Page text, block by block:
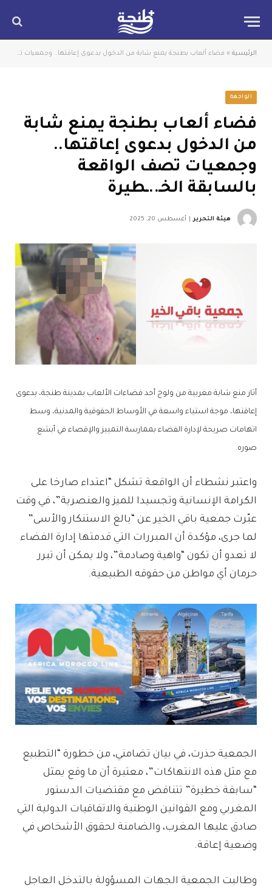
الرئيسية » فضاء ألعاب بطنجة يمنع شابة من الدخول بدعوى إعاقتها.. وجمعيات تصف الواقعة بالسابقة الخـ..ـطيرة
الواجهة
فضاء ألعاب بطنجة يمنع شابة
من الدخول بدعوى إعاقتها..
وجمعيات تصف الواقعة
بالسابقة الخـ..ـطيرة
هيئة التحرير أغسطس 20, 2025
أثار منع شابة مغربية من ولوج أحد فضاءات الألعاب بمدينة طنجة، بدعوى
إعاقتها، موجة استياء واسعة في الأوساط الحقوقية والمدنية، وسط
اتهامات صريحة لإدارة الفضاء بممارسة التمييز والإقصاء في أبشع
صوره.
واعتبر نشطاء أن الواقعة تشكل “اعتداء صارخا على
الكرامة الإنسانية وتجسيدا للميز والعنصرية”، في وقت
عبّرت جمعية باقي الخير عن “بالغ الاستنكار والأسى”
لما جرى، مؤكدة أن المبررات التي قدمتها إدارة الفضاء
لا تعدو أن تكون “واهية وصادمة”، ولا يمكن أن تبرر
حرمان أي مواطن من حقوقه الطبيعية.
الجمعية حذرت، في بيان تضامني، من خطورة “التطبيع
مع مثل هذه الانتهاكات”، معتبرة أن ما وقع يمثل
“سابقة خطيرة” تتناقض مع مقتضيات الدستور
المغربي ومع القوانين الوطنية والاتفاقيات الدولية التي
صادق عليها المغرب، والضامنة لحقوق الأشخاص في
وضعية إعاقة.
وطالبت الجمعية الجهات المسؤولة بالتدخل العاجل